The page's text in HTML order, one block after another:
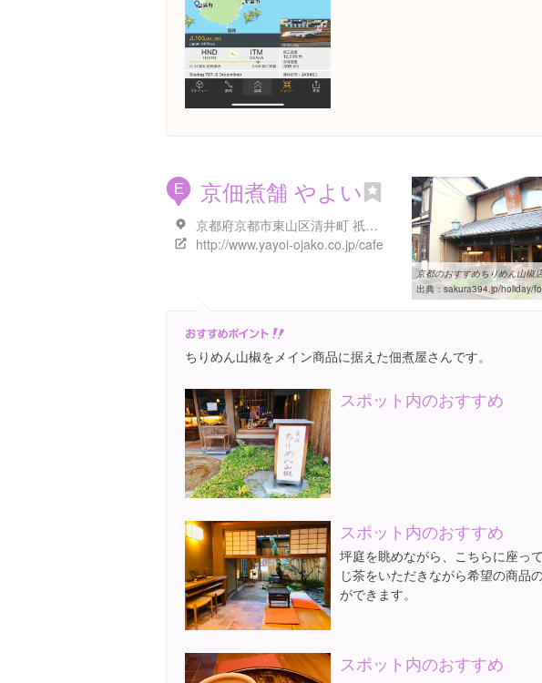
E 京佃煮舗 やよい
京都府京都市東山区清井町 祇園下河原清井町481
http://www.yayoi-ojako.co.jp/cafe
出典：sakura394.jp/holiday/food/
ちりめん山椒をメイン商品に据えた佃煮屋さんです。
スポット内のおすすめ
スポット内のおすすめ
坪庭を眺めながら、こちらに座っ
じ茶をいただきながら希望の商品
ができます。
スポット内のおすすめ